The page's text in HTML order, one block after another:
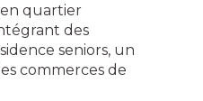
quartier
des
seniors, un
commerces de